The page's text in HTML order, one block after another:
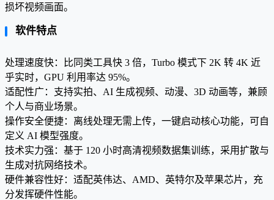
损坏视频画面。
软件特点
处理速度快：比同类工具快 3 倍，Turbo 模式下 2K 转 4K 近
乎实时，GPU 利用率达 95%。
适配性广：支持实拍、AI 生成视频、动漫、3D 动画等，兼顾
个人与商业场景。
操作安全便捷：离线处理无需上传，一键启动核心功能，可自
定义 AI 模型强度。
技术实力强：基于 120 小时高清视频数据集训练，采用扩散与
生成对抗网络技术。
硬件兼容性好：适配英伟达、AMD、英特尔及苹果芯片，充
分发挥硬件性能。